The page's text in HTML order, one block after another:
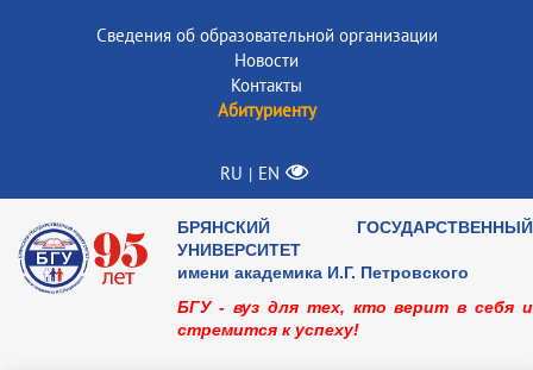
Сведения об образовательной организации
Новости
Контакты
Абитуриенту
RU | EN
БРЯНСКИЙ ГОСУДАРСТВЕННЫЙ
УНИВЕРСИТЕТ
имени академика И.Г. Петровского
БГУ - вуз для тех, кто верит в себя и
стремится к успеху!